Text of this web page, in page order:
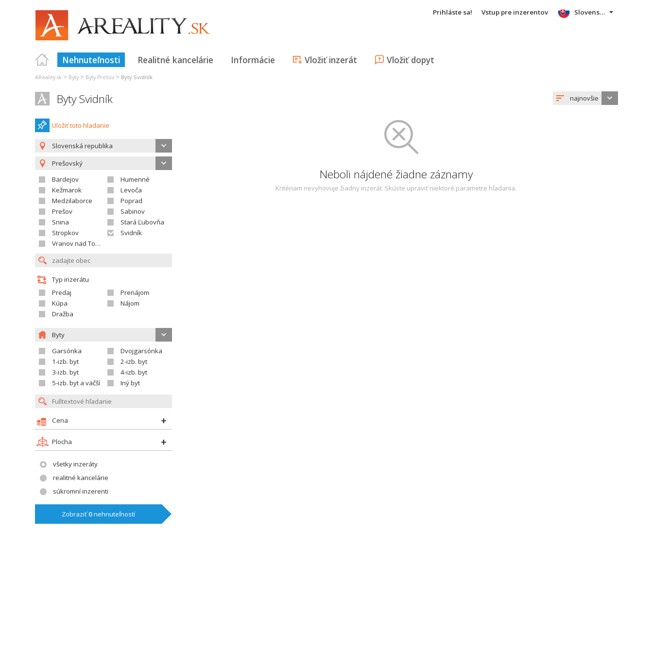
Prihláste sa! Vstup pre inzerentov
Nehnuteľnosti Realitné kancelárie Informácie Vložiť inzerát Vložiť dopyt
Slovensky
AReality.sk > Byty > Byty Prešov > Byty Svidník
Byty Svidník najnovšie
Uložiť toto hladanie
Slovenská republika
Prešovský
Bardejov
Humenné
Kežmarok
Levoča
Medzilaborce
Poprad
Prešov
Sabinov
Snina
Stará Ľubovňa
Stropkov
Svidník
Vranov nad Topľou
Typ inzerátu
Predaj
Prenájom
Kúpa
Nájom
Dražba
Byty
Garsónka
Dvojgarsónka
1-izb. byt
2-izb. byt
3-izb. byt
4-izb. byt
5-izb. byt a väčší
Iný byt
Cena
Plocha
všetky inzeráty
realitné kancelárie
súkromní inzerenti
Zobraziť0nehnuteľností
Neboli nájdené žiadne záznamy
Kritériam nevyhovuje žiadny inzerát. Skúste upraviť niektoré parametre hľadania.